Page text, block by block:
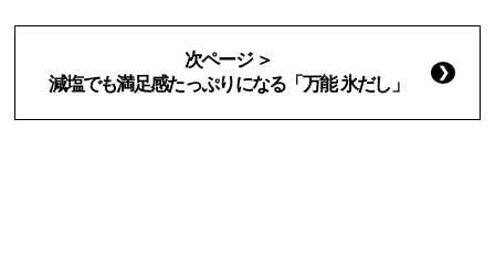
次ページ ＞
減塩でも満足感たっぷりになる「万能 氷だし」